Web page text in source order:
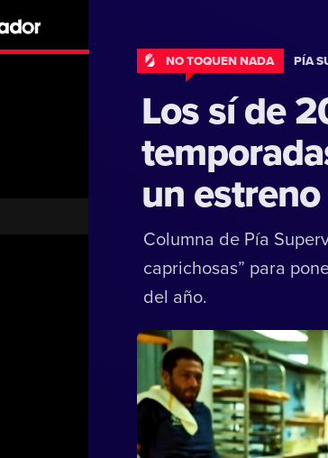
NO TOQUEN NADA PÍA
Los sí de
un estreno
Columna de Pía
caprichosas” para
del año.